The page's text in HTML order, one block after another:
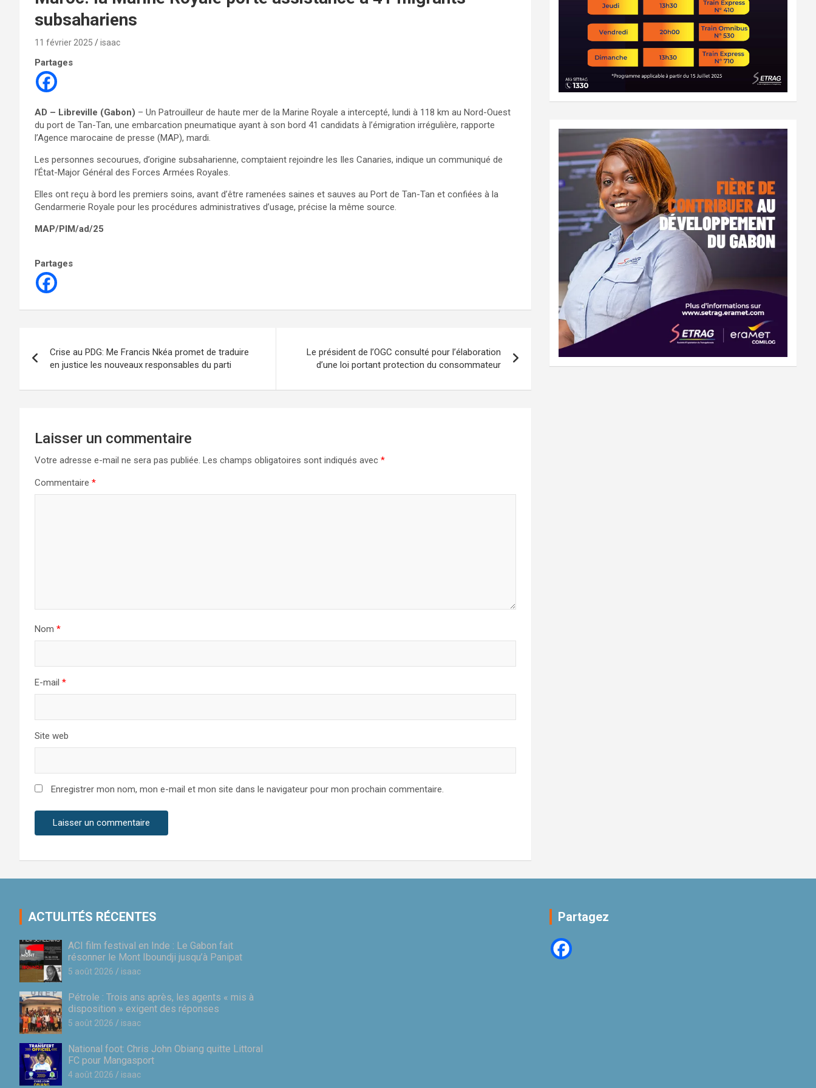
subsahariens
11 février 2025 isaac
Partages
AD – Libreville (Gabon) – Un Patrouilleur de haute mer de la Marine Royale a intercepté, lundi à 118 km au Nord-Ouest
du port de Tan-Tan, une embarcation pneumatique ayant à son bord 41 candidats à l’émigration irrégulière, rapporte
l’Agence marocaine de presse (MAP), mardi.
Les personnes secourues, d’origine subsaharienne, comptaient rejoindre les Iles Canaries, indique un communiqué de
l’État-Major Général des Forces Armées Royales.
Elles ont reçu à bord les premiers soins, avant d’être ramenées saines et sauves au Port de Tan-Tan et confiées à la
Gendarmerie Royale pour les procédures administratives d’usage, précise la même source.
MAP/PIM/ad/25
Partages
de
l’article
Crise au PDG: Me Francis Nkéa promet de traduire
en justice les nouveaux responsables du parti
Le président de l’OGC consulté pour l’élaboration
d’une loi portant protection du consommateur
Laisser un commentaire
Votre adresse e-mail ne sera pas publiée. Les champs obligatoires sont indiqués avec *
Commentaire *
Nom *
E-mail *
Site web
Enregistrer mon nom, mon e-mail et mon site dans le navigateur pour mon prochain commentaire.
ACTULITÉS RÉCENTES
ACI film festival en Inde : Le Gabon fait
résonner le Mont Iboundji jusqu’à Panipat
5 août 2026 isaac
Pétrole : Trois ans après, les agents « mis à
disposition » exigent des réponses
5 août 2026 isaac
National foot: Chris John Obiang quitte Littoral
FC pour Mangasport
4 août 2026 isaac
Partagez